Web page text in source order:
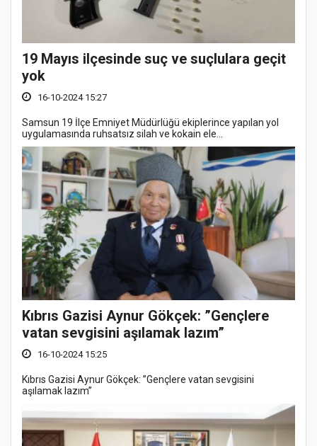
19 Mayıs ilçesinde suç ve suçlulara geçit
yok
16-10-2024 15:27
Samsun 19 İlçe Emniyet Müdürlüğü ekiplerince yapılan yol
uygulamasında ruhsatsız silah ve kokain ele...
Kıbrıs Gazisi Aynur Gökçek: ”Gençlere
vatan sevgisini aşılamak lazım”
16-10-2024 15:25
Kıbrıs Gazisi Aynur Gökçek: ”Gençlere vatan sevgisini
aşılamak lazım”